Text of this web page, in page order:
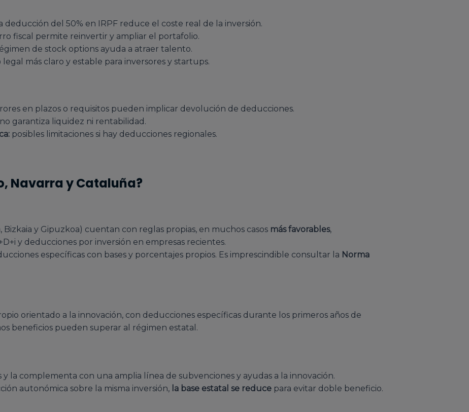
deducción del 50% en IRPF reduce el coste real de la inversión.
fiscal permite reinvertir y ampliar el portafolio.
de stock options ayuda a atraer talento.
legal más claro y estable para inversores y startups.
en plazos o requisitos pueden implicar devolución de deducciones.
garantiza liquidez ni rentabilidad.
posibles limitaciones si hay deducciones regionales.
Navarra y Cataluña?
Bizkaia y Gipuzkoa) cuentan con reglas propias, en muchos casos más favorables,
y deducciones por inversión en empresas recientes.
específicas con bases y porcentajes propios. Es imprescindible consultar la Norma
orientado a la innovación, con deducciones específicas durante los primeros años de
beneficios pueden superar al régimen estatal.
la complementa con una amplia línea de subvenciones y ayudas a la innovación.
autonómica sobre la misma inversión, la base estatal se reduce para evitar doble beneficio.